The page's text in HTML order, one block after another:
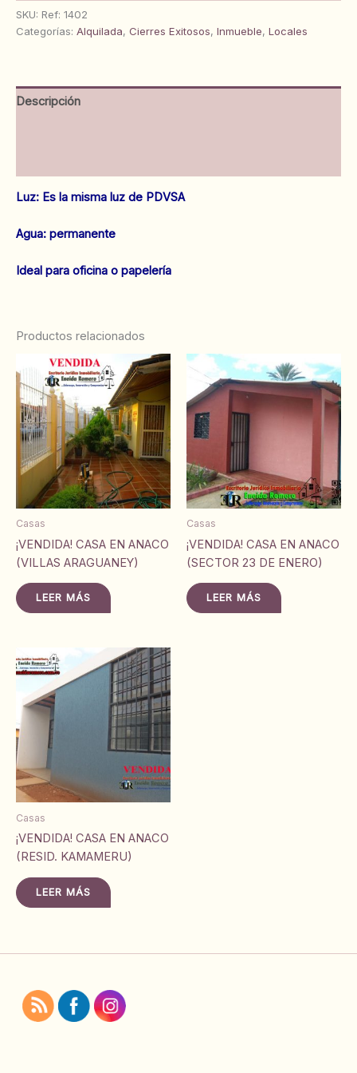
Calle
Carabobo
cantidad
SKU: Ref: 1402
Categorías: Alquilada, Cierres Exitosos, Inmueble, Locales
Descripción
Luz: Es la misma luz de PDVSA
Agua: permanente
Ideal para oficina o papelería
Productos relacionados
Casas
¡VENDIDA! CASA EN ANACO
(VILLAS ARAGUANEY)
LEER MÁS
Casas
¡VENDIDA! CASA EN ANACO
(SECTOR 23 DE ENERO)
LEER MÁS
Casas
¡VENDIDA! CASA EN ANACO
(RESID. KAMAMERU)
LEER MÁS